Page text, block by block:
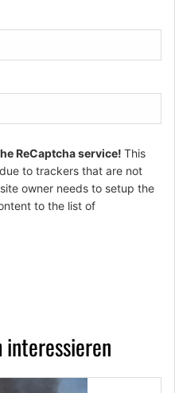
ReCaptcha service! This
to trackers that are not
owner needs to setup the
to the list of
interessieren